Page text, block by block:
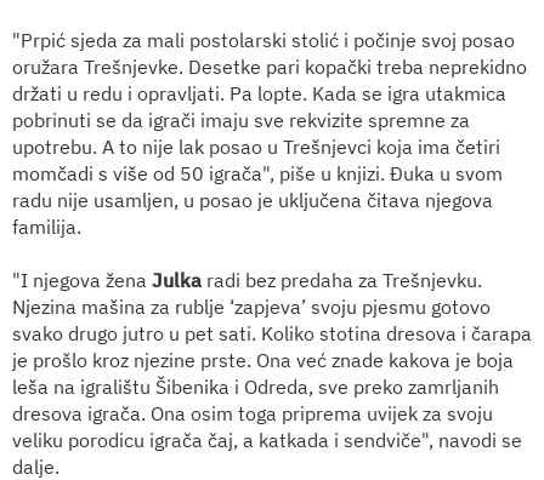
"Prpić sjeda za mali postolarski stolić i počinje svoj posao
oružara Trešnjevke. Desetke pari kopački treba neprekidno
držati u redu i opravljati. Pa lopte. Kada se igra utakmica
pobrinuti se da igrači imaju sve rekvizite spremne za
upotrebu. A to nije lak posao u Trešnjevci koja ima četiri
momčadi s više od 50 igrača", piše u knjizi. Đuka u svom
radu nije usamljen, u posao je uključena čitava njegova
familija.
"I njegova žena Julka radi bez predaha za Trešnjevku.
Njezina mašina za rublje ‘zapjeva’ svoju pjesmu gotovo
svako drugo jutro u pet sati. Koliko stotina dresova i čarapa
je prošlo kroz njezine prste. Ona već znade kakova je boja
leša na igralištu Šibenika i Odreda, sve preko zamrljanih
dresova igrača. Ona osim toga priprema uvijek za svoju
veliku porodicu igrača čaj, a katkada i sendviče", navodi se
dalje.